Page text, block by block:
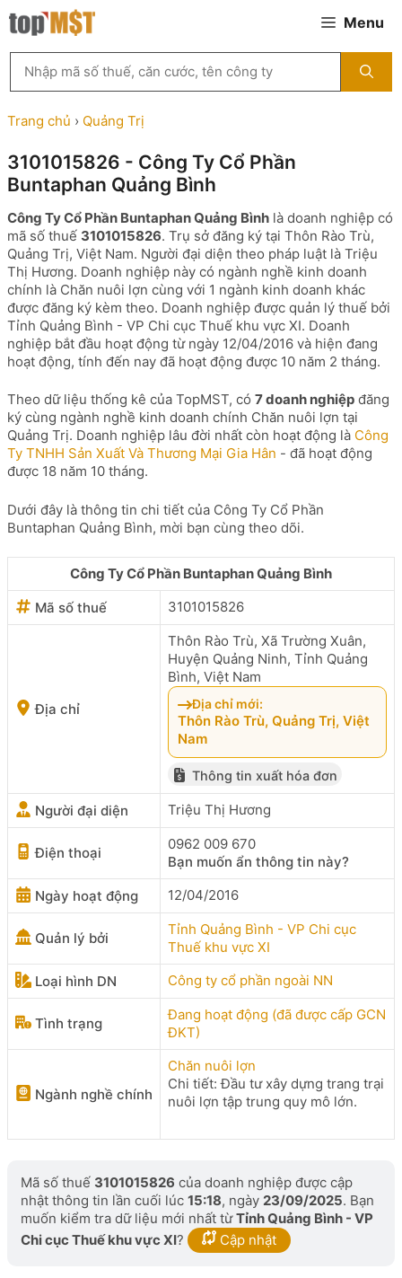
Chuyển
đến
Menu
kiếm
MST
theo
tên
ty,
người
diện
hoặc
mã
số
thuế
...
Trang chủ › Quảng Trị
3101015826 - Công Ty Cổ Phần
Buntaphan Quảng Bình
Công Ty Cổ Phần Buntaphan Quảng Bình là doanh nghiệp có
mã số thuế 3101015826. Trụ sở đăng ký tại Thôn Rào Trù,
Quảng Trị, Việt Nam. Người đại diện theo pháp luật là Triệu
Thị Hương. Doanh nghiệp này có ngành nghề kinh doanh
chính là Chăn nuôi lợn cùng với 1 ngành kinh doanh khác
được đăng ký kèm theo. Doanh nghiệp được quản lý thuế bởi
Tỉnh Quảng Bình - VP Chi cục Thuế khu vực XI. Doanh
nghiệp bắt đầu hoạt động từ ngày 12/04/2016 và hiện đang
hoạt động, tính đến nay đã hoạt động được 10 năm 2 tháng.
Theo dữ liệu thống kê của TopMST, có 7 doanh nghiệp đăng
ký cùng ngành nghề kinh doanh chính Chăn nuôi lợn tại
Quảng Trị. Doanh nghiệp lâu đời nhất còn hoạt động là Công
Ty TNHH Sản Xuất Và Thương Mại Gia Hân - đã hoạt động
được 18 năm 10 tháng.
Dưới đây là thông tin chi tiết của Công Ty Cổ Phần
Buntaphan Quảng Bình, mời bạn cùng theo dõi.
Công Ty Cổ Phần Buntaphan Quảng Bình
Mã số thuế
3101015826
Địa chỉ
Thôn Rào Trù, Xã Trường Xuân,
Huyện Quảng Ninh, Tỉnh Quảng
Bình, Việt Nam
Địa chỉ mới:
Thôn Rào Trù, Quảng Trị, Việt
Nam
Thông tin xuất hóa đơn
Người đại diện Triệu Thị Hương
Điện thoại
0962 009 670
Bạn muốn ẩn thông tin này?
Ngày hoạt động
12/04/2016
Quản lý bởi
Tỉnh Quảng Bình - VP Chi cục
Thuế khu vực XI
Loại hình DN
Công ty cổ phần ngoài NN
Tình trạng
Đang hoạt động (đã được cấp GCN
ĐKT)
Ngành nghề chính
Chăn nuôi lợn
Chi tiết: Đầu tư xây dựng trang trại
nuôi lợn tập trung quy mô lớn.
Mã số thuế 3101015826 của doanh nghiệp được cập
nhật thông tin lần cuối lúc 15:18, ngày 23/09/2025. Bạn
muốn kiểm tra dữ liệu mới nhất từTỉnh Quảng Bình - VP
Chi cục Thuế khu vực XI? Cập nhật